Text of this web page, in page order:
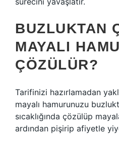
BUZLUKTAN
MAYALI
ÇÖZÜLÜR?
Tarifinizi hazırlamadan
mayalı hamurunuzu
sıcaklığında çözülüp
ardından pişirip afiyetle